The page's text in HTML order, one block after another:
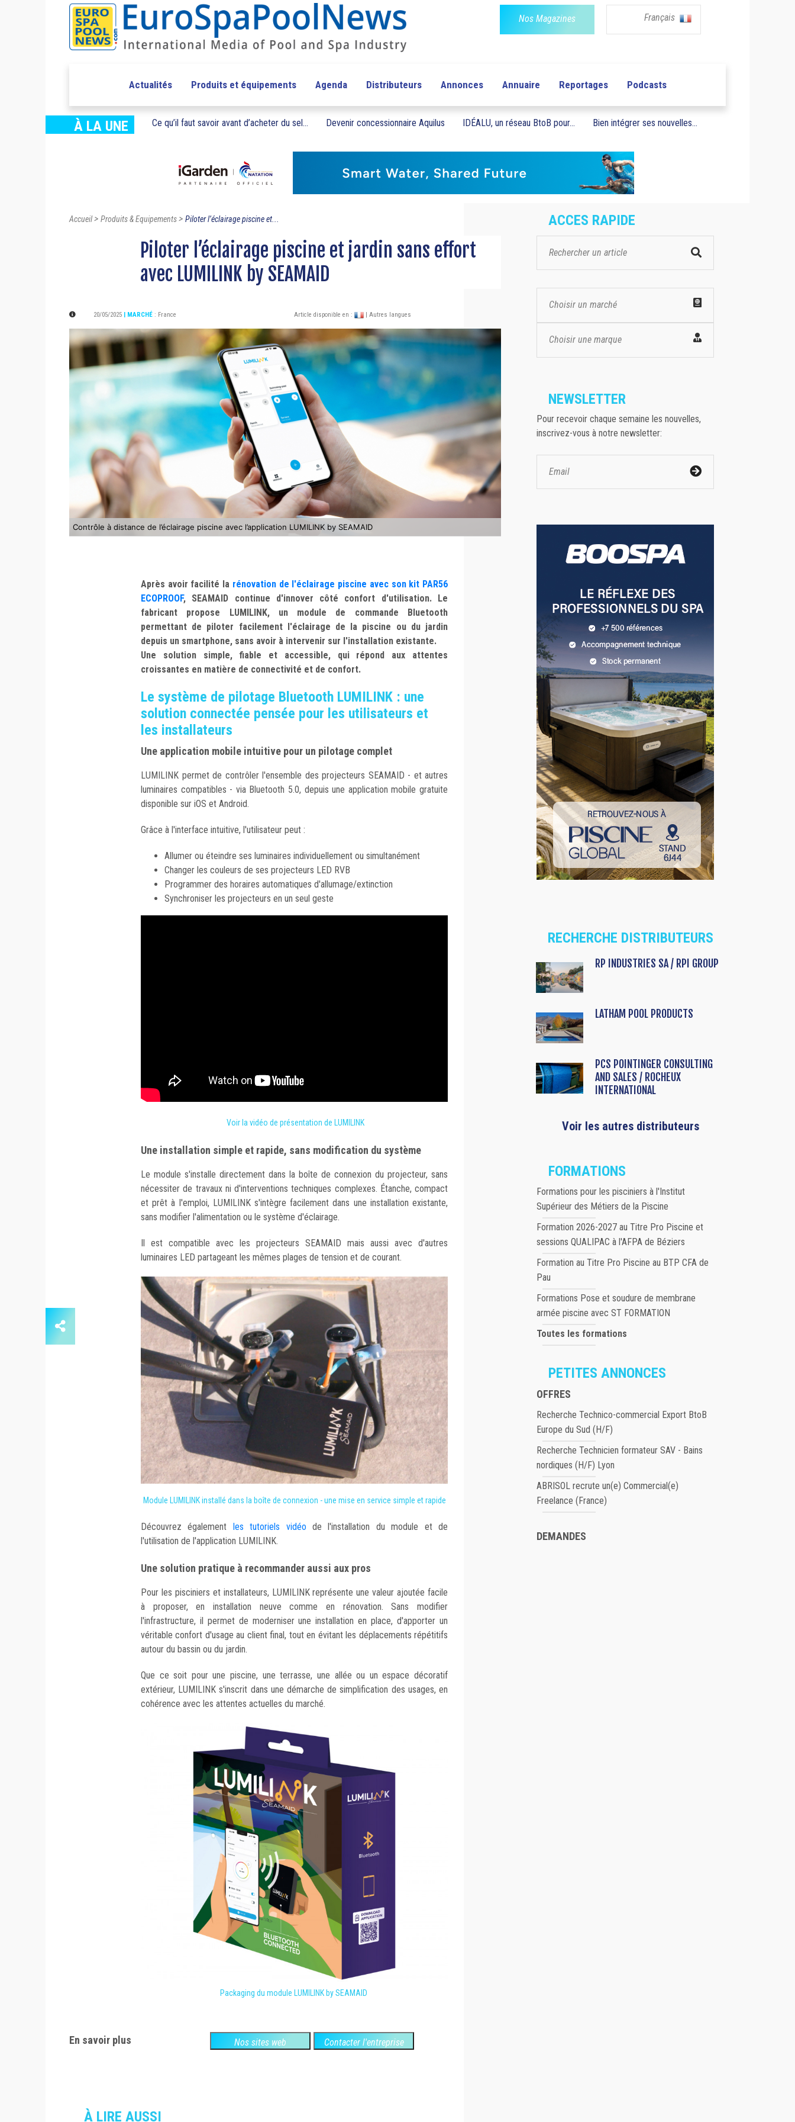
Nos Magazines Français
Actualités Produits et équipements Agenda Distributeurs Annonces Annuaire Reportages Podcasts
À LA UNE Ce qu’il faut savoir avant d’acheter du sel... Devenir concessionnaire Aquilus IDÉALU, un réseau BtoB pour... Bien intégrer ses nouvelles...
Accueil> Produits & Equipements> Piloter l’éclairage piscine et...
Piloter l’éclairage piscine et jardin sans effort
avec LUMILINK by SEAMAID
20/05/2025 | MARCHÉ : France Article disponible en : | Autres langues
Contrôle à distance de l’éclairage piscine avec l’application LUMILINK by SEAMAID
Après avoir facilité la rénovation de l'éclairage piscine avec son kit PAR56
ECOPROOF, SEAMAID continue d'innover côté confort d'utilisation. Le
fabricant propose LUMILINK, un module de commande Bluetooth
permettant de piloter facilement l'éclairage de la piscine ou du jardin
depuis un smartphone, sans avoir à intervenir sur l'installation existante.
Une solution simple, fiable et accessible, qui répond aux attentes
croissantes en matière de connectivité et de confort.
Le système de pilotage Bluetooth LUMILINK : une
solution connectée pensée pour les utilisateurs et
les installateurs
Une application mobile intuitive pour un pilotage complet
LUMILINK permet de contrôler l'ensemble des projecteurs SEAMAID - et autres
luminaires compatibles - via Bluetooth 5.0, depuis une application mobile gratuite
disponible sur iOS et Android.
Grâce à l'interface intuitive, l'utilisateur peut :
Allumer ou éteindre ses luminaires individuellement ou simultanément
Changer les couleurs de ses projecteurs LED RVB
Programmer des horaires automatiques d'allumage/extinction
Synchroniser les projecteurs en un seul geste
Voir la vidéo de présentation de LUMILINK
Une installation simple et rapide, sans modification du système
Le module s'installe directement dans la boîte de connexion du projecteur, sans
nécessiter de travaux ni d'interventions techniques complexes. Étanche, compact
et prêt à l'emploi, LUMILINK s'intègre facilement dans une installation existante,
sans modifier l'alimentation ou le système d'éclairage.
Il est compatible avec les projecteurs SEAMAID mais aussi avec d'autres
luminaires LED partageant les mêmes plages de tension et de courant.
Module LUMILINK installé dans la boîte de connexion - une mise en service simple et rapide
Découvrez également les tutoriels vidéo de l'installation du module et de
l'utilisation de l'application LUMILINK.
Une solution pratique à recommander aussi aux pros
Pour les pisciniers et installateurs, LUMILINK représente une valeur ajoutée facile
à proposer, en installation neuve comme en rénovation. Sans modifier
l'infrastructure, il permet de moderniser une installation en place, d'apporter un
véritable confort d'usage au client final, tout en évitant les déplacements répétitifs
autour du bassin ou du jardin.
Que ce soit pour une piscine, une terrasse, une allée ou un espace décoratif
extérieur, LUMILINK s'inscrit dans une démarche de simplification des usages, en
cohérence avec les attentes actuelles du marché.
Packaging du module LUMILINK by SEAMAID
En savoir plus Nos sites web Contacter l'entreprise
À LIRE AUSSI
ACCES RAPIDE
Choisir un marché
Choisir une marque
NEWSLETTER
Pour recevoir chaque semaine les nouvelles,
inscrivez-vous à notre newsletter:
RECHERCHE DISTRIBUTEURS
RP INDUSTRIES SA / RPI GROUP
LATHAM POOL PRODUCTS
PCS POINTINGER CONSULTING
AND SALES / ROCHEUX
INTERNATIONAL
Voir les autres distributeurs
FORMATIONS
Formations pour les pisciniers à l'Institut
Supérieur des Métiers de la Piscine
Formation 2026-2027 au Titre Pro Piscine et
sessions QUALIPAC à l'AFPA de Béziers
Formation au Titre Pro Piscine au BTP CFA de
Pau
Formations Pose et soudure de membrane
armée piscine avec ST FORMATION
Toutes les formations
PETITES ANNONCES
OFFRES
Recherche Technico-commercial Export BtoB
Europe du Sud (H/F)
Recherche Technicien formateur SAV - Bains
nordiques (H/F) Lyon
ABRISOL recrute un(e) Commercial(e)
Freelance (France)
DEMANDES